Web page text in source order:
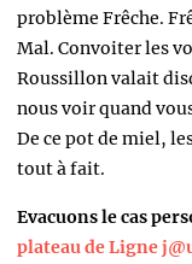
problème Frêche.
Mal. Convoiter les
Roussillon valait
nous voir quand
De ce pot de miel,
tout à fait.
Evacuons le cas
plateau de Ligne